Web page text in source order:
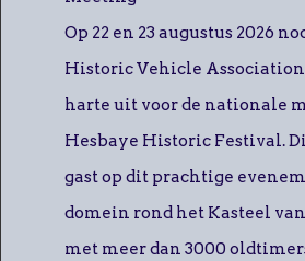
Op 22 en 23 augustus 2026
Historic Vehicle Association
harte uit voor de nationale
Hesbaye Historic Festival.
gast op dit prachtige
domein rond het Kasteel
met meer dan 3000